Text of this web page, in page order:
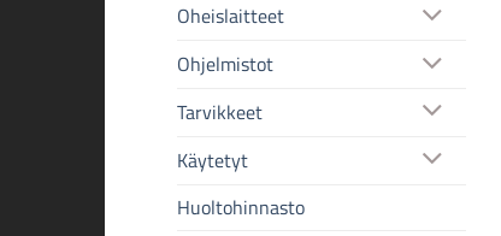
Oheislaitteet
Ohjelmistot
Tarvikkeet
Käytetyt
Huoltohinnasto